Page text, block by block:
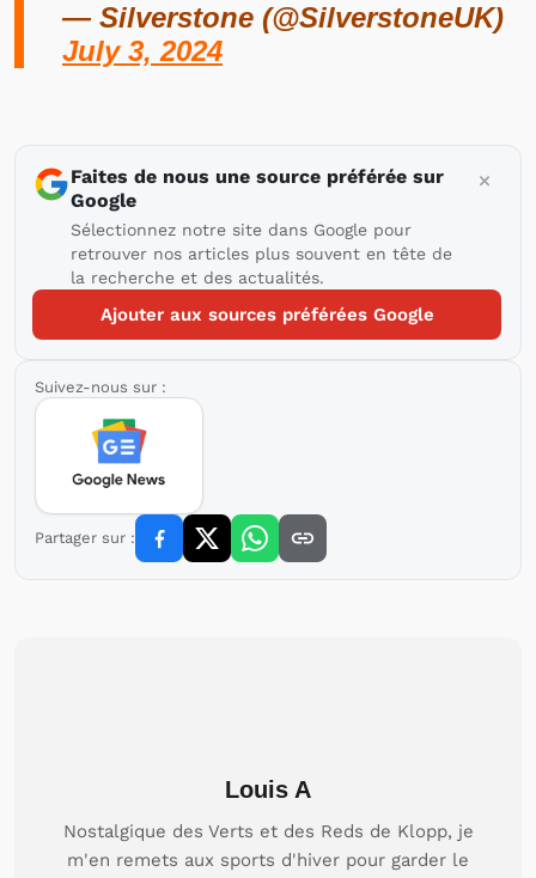
— Silverstone (@SilverstoneUK)
July 3, 2024
Faites de nous une source préférée sur
Google
Sélectionnez notre site dans Google pour
retrouver nos articles plus souvent en tête de
la recherche et des actualités.
Ajouter aux sources préférées Google
Suivez-nous sur :
Partager sur :
Louis A
Nostalgique des Verts et des Reds de Klopp, je
m'en remets aux sports d'hiver pour garder le